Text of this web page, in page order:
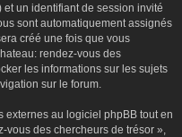
un identifiant de session invité
sont automatiquement assignés
créé une fois que vous
rendez-vous des
les informations sur les sujets
sur le forum.
externes au logiciel phpBB tout en
vous des chercheurs de trésor »,